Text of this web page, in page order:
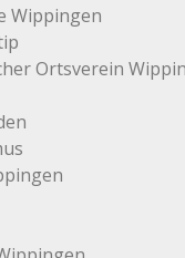
Wippingen
Ortsverein